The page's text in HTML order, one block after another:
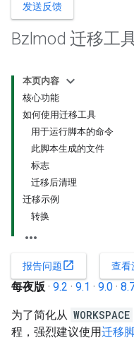
发送反馈
Bzlmod 迁移工
本页内容
核心功能
如何使用迁移工具
用于运行脚本的命令
此脚本生成的文件
标志
迁移后清理
迁移示例
转换
报告问题open_in_new 查看
每夜版 · 9.2 · 9.1 · 9.0 ·
为了简化从 WORKSPACE
程，强烈建议使用迁移